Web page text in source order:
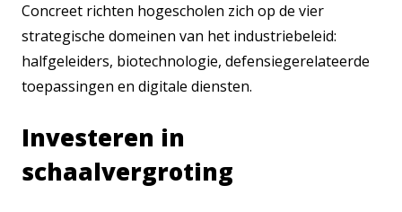
Concreet richten hogescholen zich op de vier
strategische domeinen van het industriebeleid:
halfgeleiders, biotechnologie, defensiegerelateerde
toepassingen en digitale diensten.
Investeren in
schaalvergroting